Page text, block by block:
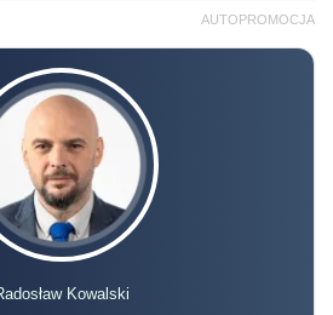
AUTOPROMOCJA
Kowalski